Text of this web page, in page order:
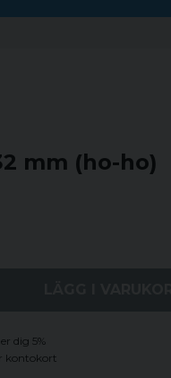
mm (ho-ho)
dig 5%
kontokort